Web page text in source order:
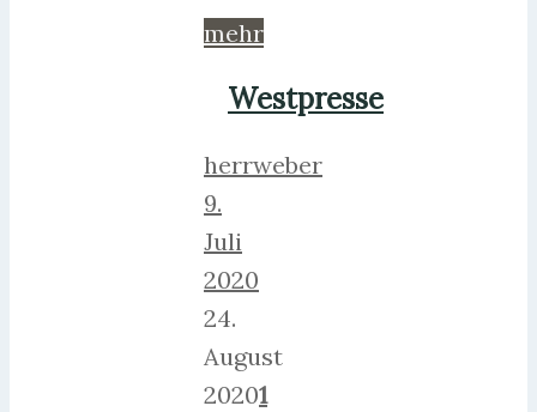
mehr
Westpresse
herrweber
9.
Juli
2020
24.
August
20201